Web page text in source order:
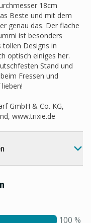
18cm
Beste und mit dem
genau das. Der flache
ist besonders
tollen Designs in
optisch einiges her.
Stand und
Fressen und
GmbH & Co. KG,
www.trixie.de
100 %